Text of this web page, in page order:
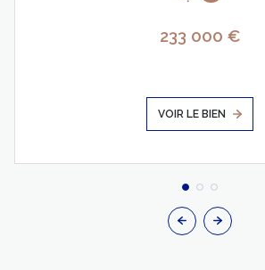
233 000 €
VOIR LE BIEN